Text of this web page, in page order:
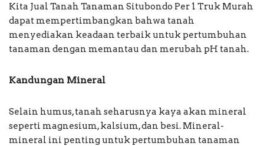
Kita Jual Tanah Tanaman Situbondo Per 1 Truk Murah
dapat mempertimbangkan bahwa tanah
menyediakan keadaan terbaik untuk pertumbuhan
tanaman dengan memantau dan merubah pH tanah.
Kandungan Mineral
Selain humus, tanah seharusnya kaya akan mineral
seperti magnesium, kalsium, dan besi. Mineral-
mineral ini penting untuk pertumbuhan tanaman